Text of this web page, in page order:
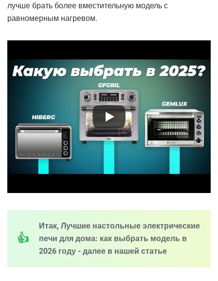
лучше брать более вместительную модель с
равномерным нагревом.
Итак, Лучшие настольные электрические
печи для дома: как выбрать модель в
2026 году - далее в нашей статье